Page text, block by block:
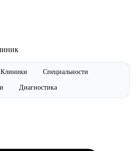
Клиники Специальности
Диагностика